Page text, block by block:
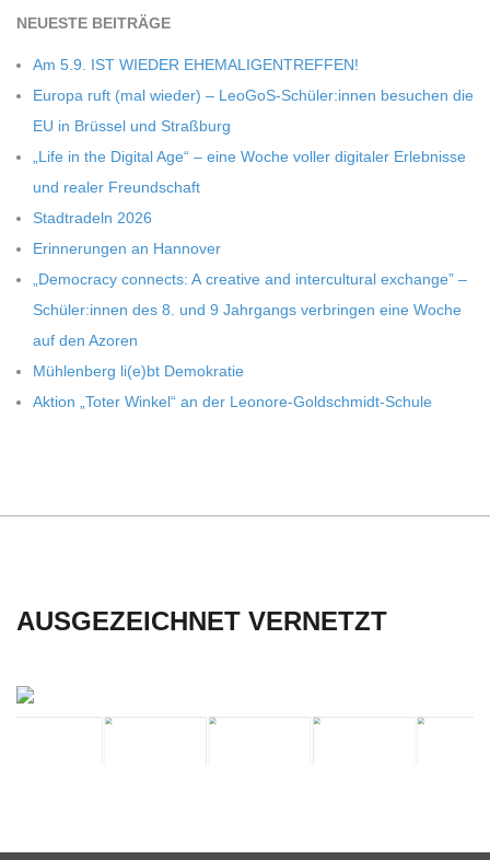
M
I
D
T
-
S
C
U
E
NEU­ESTE BEITRÄGE
Am 5.9. IST WIEDER EHEMALIGENTREFFEN!
Europa ruft (mal wie­der) – LeoGoS-Schüler:innen besu­chen die
EU in Brüs­sel und Straßburg
„Life in the Digi­tal Age“ – eine Woche vol­ler digi­ta­ler Erleb­nisse
und rea­ler Freundschaft
Stadt­ra­deln 2026
Erin­ne­run­gen an Hannover
„Demo­cracy con­nects: A crea­tive and inter­cul­tu­ral exch­ange” –
Schüler:innen des 8. und 9 Jahr­gangs ver­brin­gen eine Woche
auf den Azoren
Müh­len­berg li(e)bt Demokratie
Aktion „Toter Win­kel“ an der Leonore-Goldschmidt-Schule
AUSGEZEICHNET VERNETZT